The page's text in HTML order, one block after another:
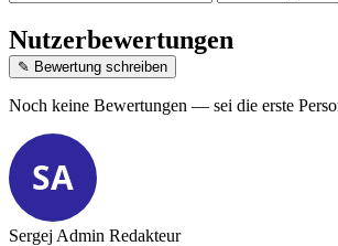
Nutzerbewertungen
✎ Bewertung schreiben
Noch keine Bewertungen — sei die erste
SA
Sergej Admin Redakteur